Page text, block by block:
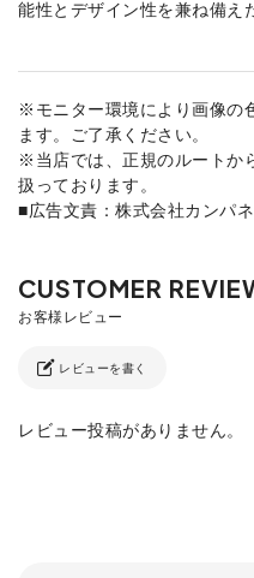
能性とデザイン性を兼ね備え
※モニター環境により画像の
ます。ご了承ください。
※当店では、正規のルートか
扱っております。
■広告文責：株式会社カンパ
レビューを書く
レビュー投稿がありません。